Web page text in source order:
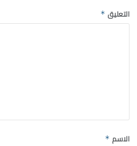
التعليق *
الاسم *